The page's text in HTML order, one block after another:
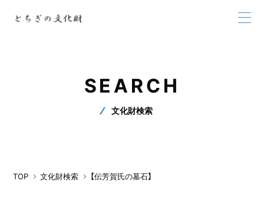
SEARCH
文化財検索
TOP 文化財検索 【伝芳賀氏の墓石】